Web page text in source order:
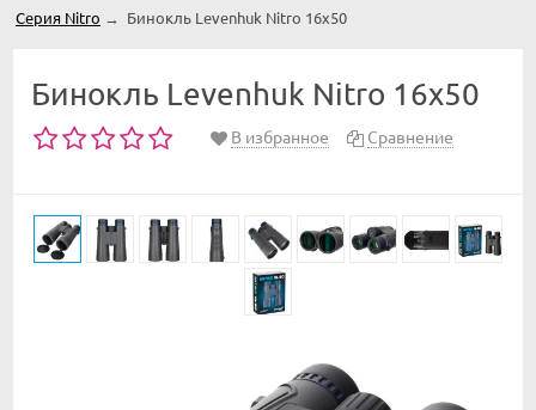
Серия Nitro → Бинокль Levenhuk Nitro 16x50
Бинокль Levenhuk Nitro 16x50
В избранное Сравнение